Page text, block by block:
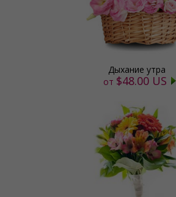
Дыхание утра
от $48.00 US